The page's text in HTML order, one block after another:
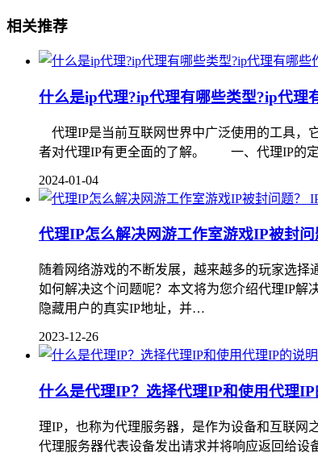
相关推荐
什么是ip代理?ip代理有哪些类型?ip代理
代理IP是当前互联网世界中广泛使用的工具，
者对代理IP有更全面的了解。 一、代理IP
2024-01-04
代理IP怎么解决网游工作室游戏IP被封问
随着网络游戏的不断发展，越来越多的玩家选择
如何解决这个问题呢？本文将为您介绍代理IP解
隐藏用户的真实IP地址，并…
2023-12-26
什么是代理IP？选择代理IP和使用代理IP
理IP，也称为代理服务器，是作为设备和互联网
代理服务器代表设备发出请求并将响应返回给设